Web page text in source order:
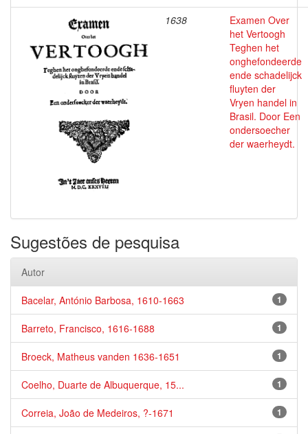
1638
Examen Over
het Vertoogh
Teghen het
onghefondeerde
ende schadelijck
fluyten der
Vryen handel in
Brasil. Door Een
ondersoecher
der waerheydt.
Sugestões de pesquisa
Autor
1
Bacelar, António Barbosa, 1610-1663
1
Barreto, Francisco, 1616-1688
1
Broeck, Matheus vanden 1636-1651
1
Coelho, Duarte de Albuquerque, 15...
1
Correia, João de Medeiros, ?-1671